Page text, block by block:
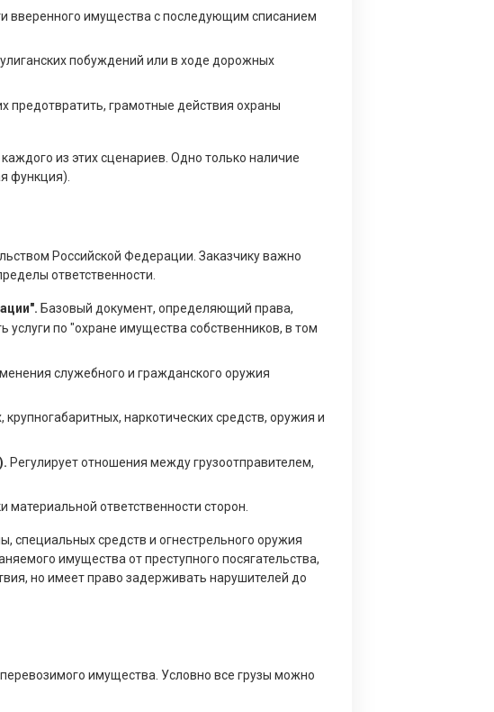
вверенного имущества с последующим списанием
побуждений или в ходе дорожных
грамотные действия охраны
из этих сценариев. Одно только наличие
функция).
Российской Федерации. Заказчику важно
ответственности.
Базовый документ, определяющий права,
по "охране имущества собственников, в том
служебного и гражданского оружия
наркотических средств, оружия и
Регулирует отношения между грузоотправителем,
материальной ответственности сторон.
специальных средств и огнестрельного оружия
имущества от преступного посягательства,
но имеет право задерживать нарушителей до
имущества. Условно все грузы можно